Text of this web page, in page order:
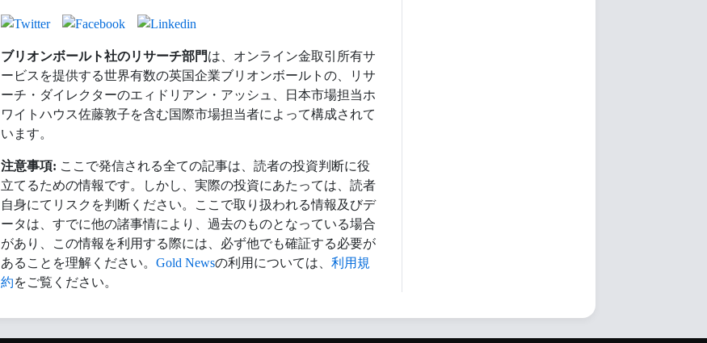
ブリオンボールト社のリサーチ部門は、オンライン金取引所有サ
ービスを提供する世界有数の英国企業ブリオンボールトの、リサ
ーチ・ダイレクターのエィドリアン・アッシュ、日本市場担当ホ
ワイトハウス佐藤敦子を含む国際市場担当者によって構成されて
います。
注意事項: ここで発信される全ての記事は、読者の投資判断に役
立てるための情報です。しかし、実際の投資にあたっては、読者
自身にてリスクを判断ください。ここで取り扱われる情報及びデ
ータは、すでに他の諸事情により、過去のものとなっている場合
があり、この情報を利用する際には、必ず他でも確証する必要が
あることを理解ください。 Gold Newsの利用については、 利用規
約をご覧ください。